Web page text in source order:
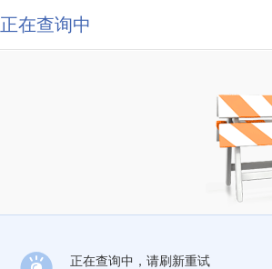
正在查询中
正在查询中，请刷新重试